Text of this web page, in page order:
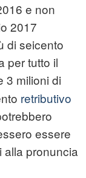
e non
2017
di seicento
per tutto il
3 milioni di
retributivo
essere
alla pronuncia